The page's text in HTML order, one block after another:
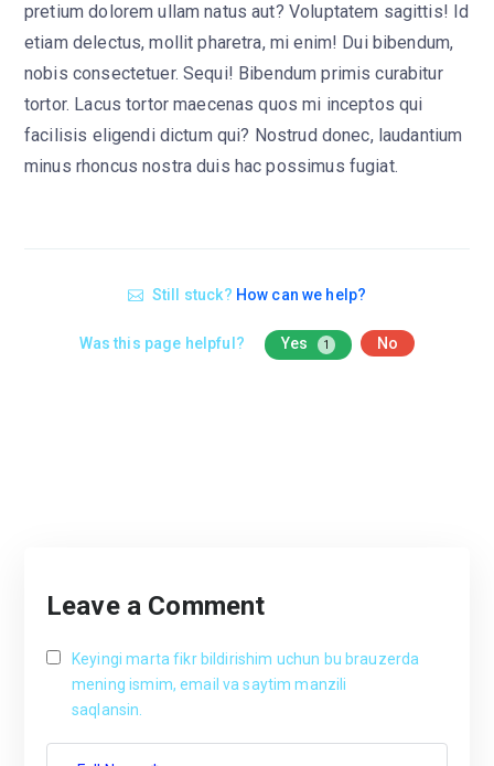
pretium dolorem ullam natus aut? Voluptatem sagittis! Id
etiam delectus, mollit pharetra, mi enim! Dui bibendum,
nobis consectetuer. Sequi! Bibendum primis curabitur
tortor. Lacus tortor maecenas quos mi inceptos qui
facilisis eligendi dictum qui? Nostrud donec, laudantium
minus rhoncus nostra duis hac possimus fugiat.
Still stuck? How can we help?
Was this page helpful? Yes 1 No
Leave a Comment
Keyingi marta fikr bildirishim uchun bu brauzerda
mening ismim, email va saytim manzili
saqlansin.